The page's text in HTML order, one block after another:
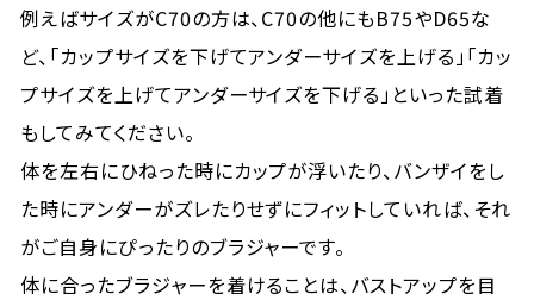
例えばサイズがC70の方は、C70の他にもB75やD65な
ど、「カップサイズを下げてアンダーサイズを上げる」「カッ
プサイズを上げてアンダーサイズを下げる」といった試着
もしてみてください。
体を左右にひねった時にカップが浮いたり、バンザイをし
た時にアンダーがズレたりせずにフィットしていれば、それ
がご自身にぴったりのブラジャーです。
体に合ったブラジャーを着けることは、バストアップを目